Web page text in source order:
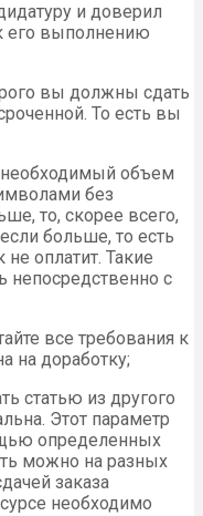
и доверил
его выполнению
вы должны сдать
То есть вы
объем
без
то, скорее всего,
больше, то есть
не оплатит. Такие
непосредственно с
все требования к
на доработку;
статью из другого
Этот параметр
определенных
можно на разных
заказа
необходимо